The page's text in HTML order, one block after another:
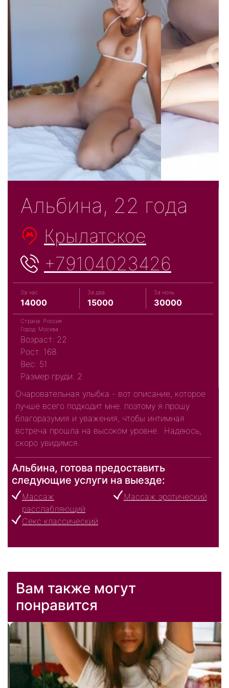
Альбина, 22 года
Крылатское
+79104023426
За час
14000
За два
15000
За ночь
30000
Страна: Россия
Город: Москва
Возраст: 22
Рост: 168
Вес: 51
Размер груди: 2
Очаровательная улыбка - вот описание, которое
лучше всего подходит мне. поэтому я прошу
благоразумия и уважения, чтобы интимная
встреча прошла на высоком уровне. Надеюсь,
скоро увидимся.
Альбина, готова предоставить
следующие услуги на выезде:
Массаж
расслабляющий
Массаж эротический
Секс классический
Вам также могут
понравится